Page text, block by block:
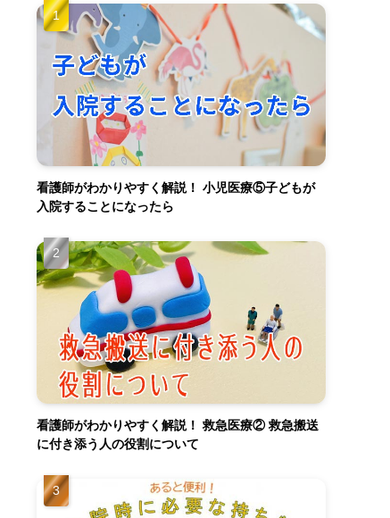
看護師がわかりやすく解説！ 小児医療⑤子どもが
入院することになったら
看護師がわかりやすく解説！ 救急医療② 救急搬送
に付き添う人の役割について